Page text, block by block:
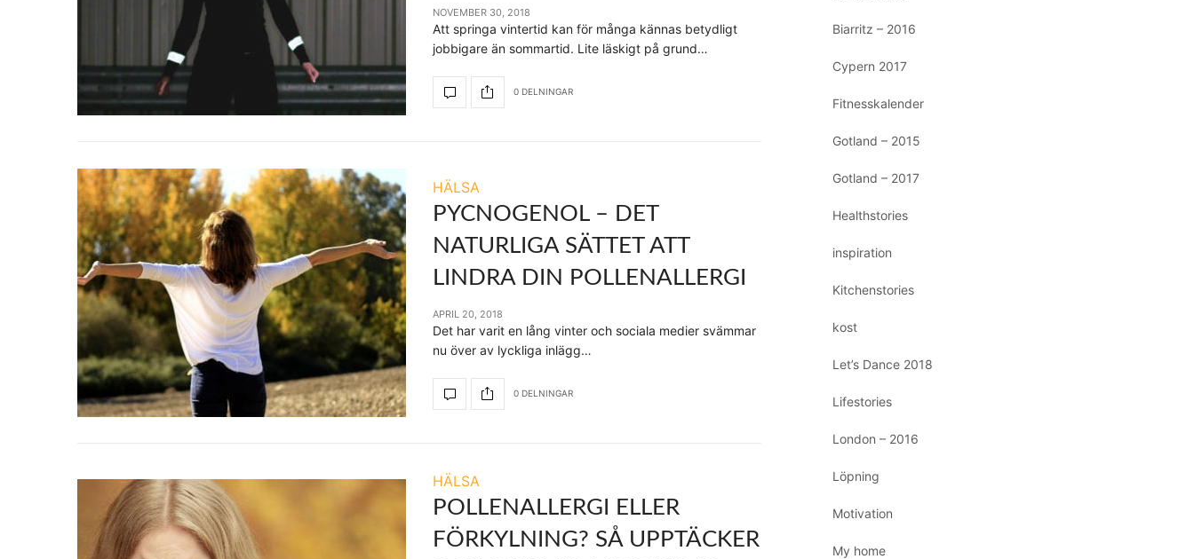
NOVEMBER 30, 2018
Att springa vintertid kan för många kännas betydligt
jobbigare än sommartid. Lite läskigt på grund…
0 DELNINGAR
HÄLSA
PYCNOGENOL – DET
NATURLIGA SÄTTET ATT
LINDRA DIN POLLENALLERGI
APRIL 20, 2018
Det har varit en lång vinter och sociala medier svämmar
nu över av lyckliga inlägg…
0 DELNINGAR
HÄLSA
POLLENALLERGI ELLER
FÖRKYLNING? SÅ UPPTÄCKER
Biarritz – 2016
Cypern 2017
Fitnesskalender
Gotland – 2015
Gotland – 2017
Healthstories
inspiration
Kitchenstories
kost
Let’s Dance 2018
Lifestories
London – 2016
Löpning
Motivation
My home